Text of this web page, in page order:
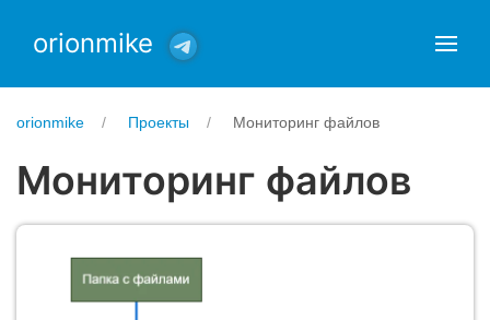
orionmike
orionmike Проекты Мониторинг файлов
Мониторинг файлов